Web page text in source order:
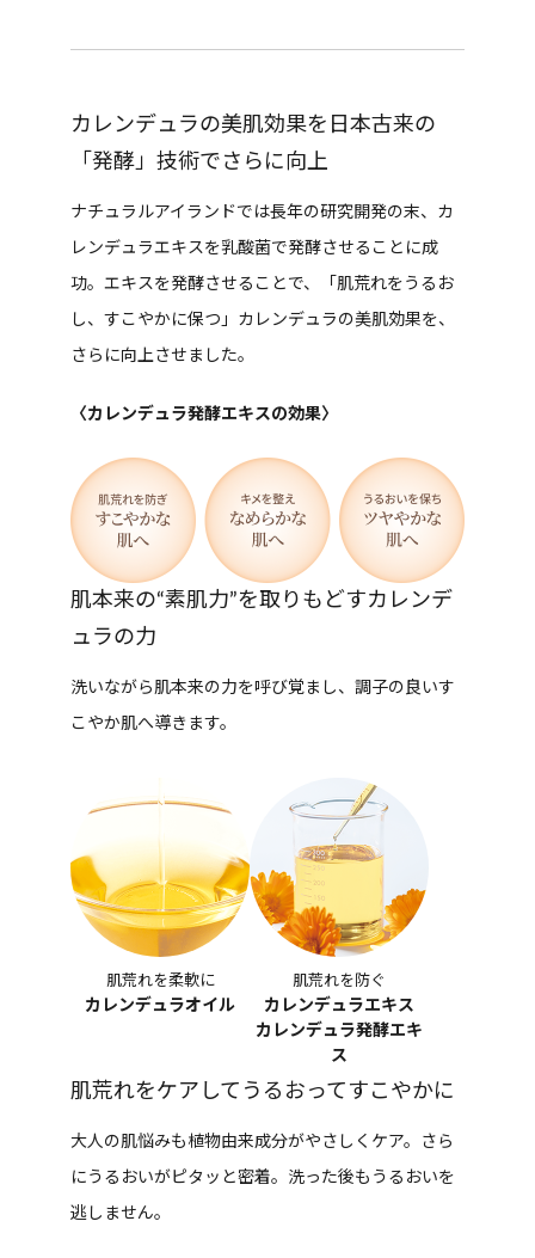
カレンデュラの美肌効果を日本古来の
「発酵」技術でさらに向上
ナチュラルアイランドでは長年の研究開発の末、カ
レンデュラエキスを乳酸菌で発酵させることに成
功。エキスを発酵させることで、「肌荒れをうるお
し、すこやかに保つ」カレンデュラの美肌効果を、
さらに向上させました。
〈カレンデュラ発酵エキスの効果〉
肌本来の“素肌力”を取りもどすカレンデ
ュラの力
洗いながら肌本来の力を呼び覚まし、調子の良いす
こやか肌へ導きます。
肌荒れを柔軟に
カレンデュラオイル
肌荒れを防ぐ
カレンデュラエキス
カレンデュラ発酵エキ
ス
肌荒れをケアしてうるおってすこやかに
大人の肌悩みも植物由来成分がやさしくケア。さら
にうるおいがピタッと密着。洗った後もうるおいを
逃しません。